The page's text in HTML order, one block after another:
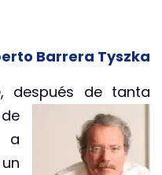
Barrera Tyszka
después de tanta
a